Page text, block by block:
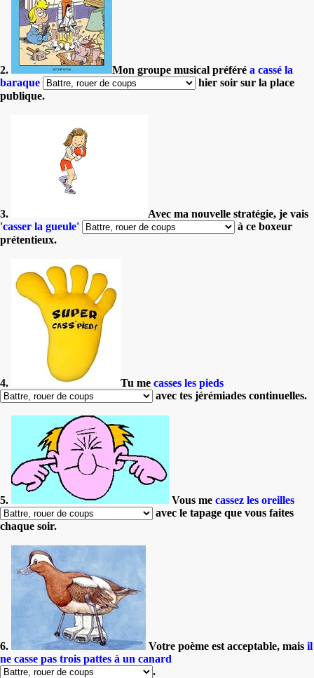
2. Mon groupe musical préféré a cassé la
baraque
hier soir sur la place
publique.
3.
Avec ma nouvelle stratégie, je vais
'casser la gueule'
à ce boxeur
prétentieux.
4. Tu me casses les pieds
avec tes jérémiades continuelles.
5. Vous me cassez les oreilles
avec le tapage que vous faites
chaque soir.
6. Votre poème est acceptable, mais il
ne casse pas trois pattes à un canard
.